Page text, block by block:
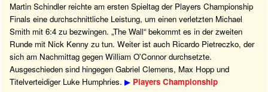
Martin Schindler reichte am ersten Spieltag der Players Championship
Finals eine durchschnittliche Leistung, um einen verletzten Michael
Smith mit 6:4 zu bezwingen. „The Wall“ bekommt es in der zweiten
Runde mit Nick Kenny zu tun. Weiter ist auch Ricardo Pietreczko, der
sich am Nachmittag gegen William O'Connor durchsetzte.
Ausgeschieden sind hingegen Gabriel Clemens, Max Hopp und
Titelverteidiger Luke Humphries. ▶ Players Championship